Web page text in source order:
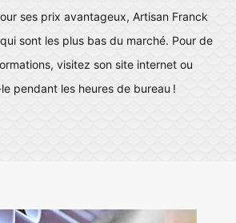
ses prix avantageux, Artisan Franck
sont les plus bas du marché. Pour de
visitez son site internet ou
pendant les heures de bureau !